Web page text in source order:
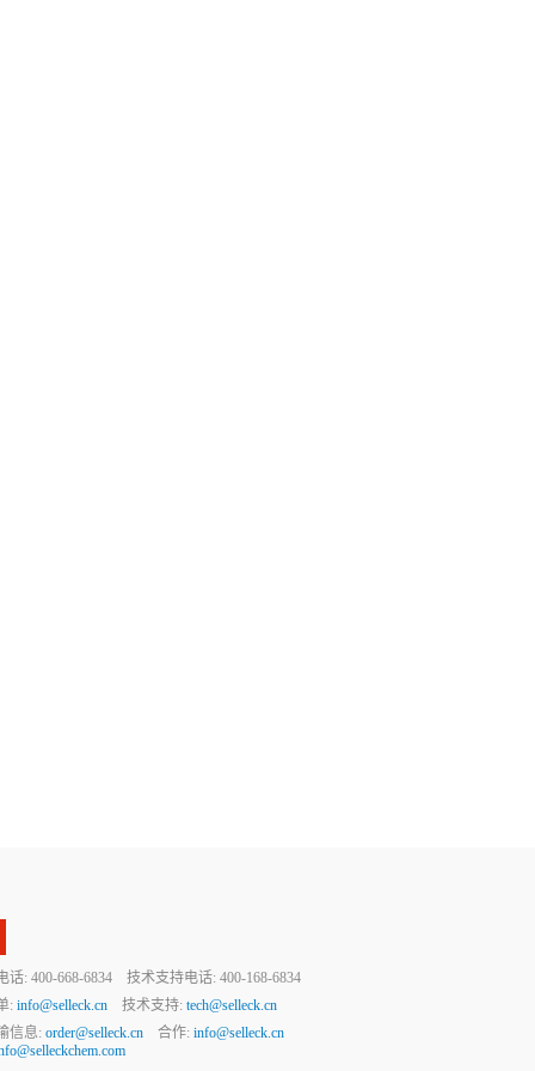
话: 400-668-6834 技术支持电话: 400-168-6834
: info@selleck.cn 技术支持: tech@selleck.cn
信息: order@selleck.cn 合作: info@selleck.cn